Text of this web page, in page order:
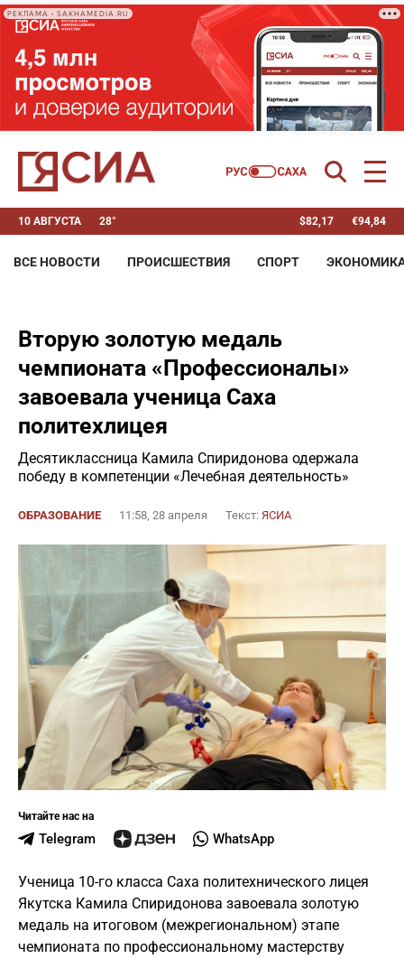
РЕКЛАМА • SAKHAMEDIA.RU
10 АВГУСТА 28° $82,17 €94,84
ВСЕ НОВОСТИ ПРОИСШЕСТВИЯ СПОРТ
Вторую золотую медаль
чемпионата «Профессионалы»
завоевала ученица Саха
политехлицея
Десятиклассница Камила Спиридонова одержала
победу в компетенции «Лечебная деятельность»
ОБРАЗОВАНИЕ 11:58, 28 апреля Текст: ЯСИА
Читайте нас на
Telegram WhatsApp
Ученица 10-го класса Саха политехнического лицея
Якутска Камила Спиридонова завоевала золотую
медаль на итоговом (межрегиональном) этапе
чемпионата по профессиональному мастерству